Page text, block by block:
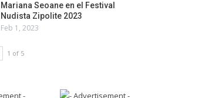
Mariana Seoane en el Festival
Nudista Zipolite 2023
Feb 1, 2023
1 of 5